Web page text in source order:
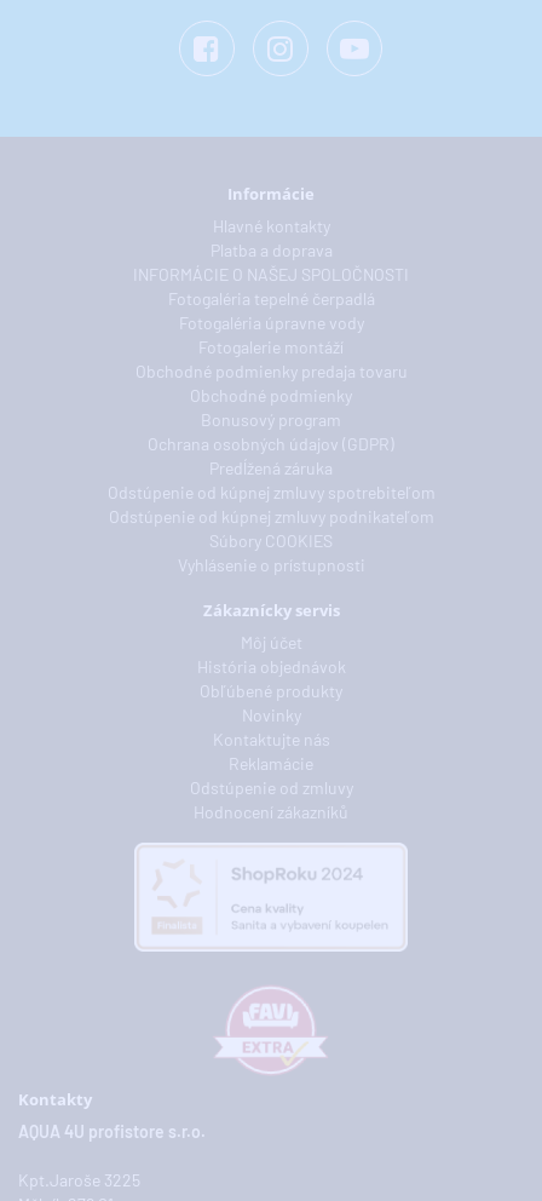
Informácie
Hlavné kontakty
Platba a doprava
INFORMÁCIE O NAŠEJ SPOLOČNOSTI
Fotogaléria tepelné čerpadlá
Fotogaléria úpravne vody
Fotogalerie montáží
Obchodné podmienky predaja tovaru
Obchodné podmienky
Bonusový program
Ochrana osobných údajov (GDPR)
Predĺžená záruka
Odstúpenie od kúpnej zmluvy spotrebiteľom
Odstúpenie od kúpnej zmluvy podnikateľom
Súbory COOKIES
Vyhlásenie o prístupnosti
Zákaznícky servis
Môj účet
História objednávok
Obľúbené produkty
Novinky
Kontaktujte nás
Reklamácie
Odstúpenie od zmluvy
Hodnocení zákazníků
Kontakty
AQUA 4U profistore s.r.o.
Kpt.Jaroše 3225